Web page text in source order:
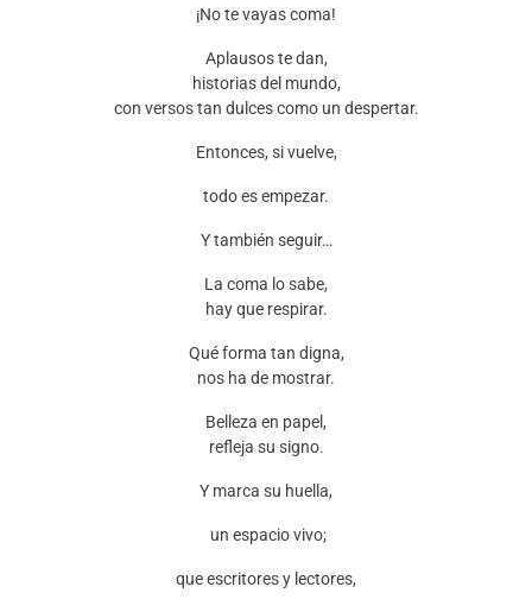
¡No te vayas coma!
Aplausos te dan,
historias del mundo,
con versos tan dulces como un despertar.
Entonces, si vuelve,
todo es empezar.
Y también seguir…
La coma lo sabe,
hay que respirar.
Qué forma tan digna,
nos ha de mostrar.
Belleza en papel,
refleja su signo.
Y marca su huella,
un espacio vivo;
que escritores y lectores,